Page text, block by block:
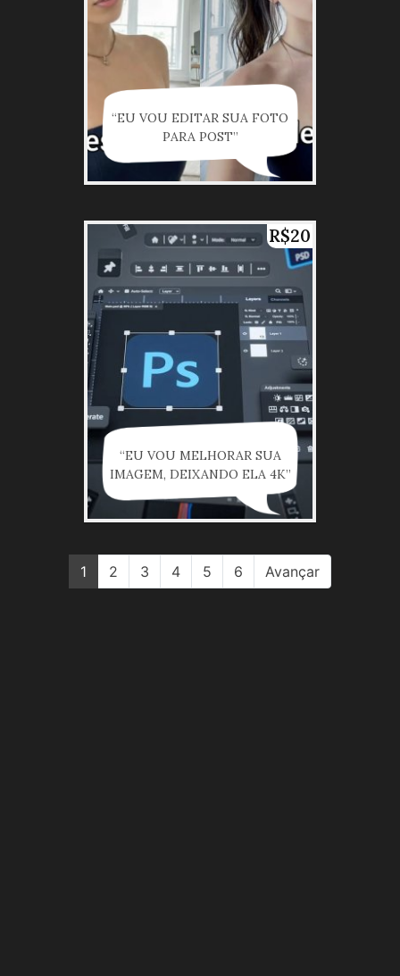
“EU VOU EDITAR SUA FOTO
PARA POST”
R$20
“EU VOU MELHORAR SUA
IMAGEM, DEIXANDO ELA 4K”
1 2 3 4 5 6 Avançar